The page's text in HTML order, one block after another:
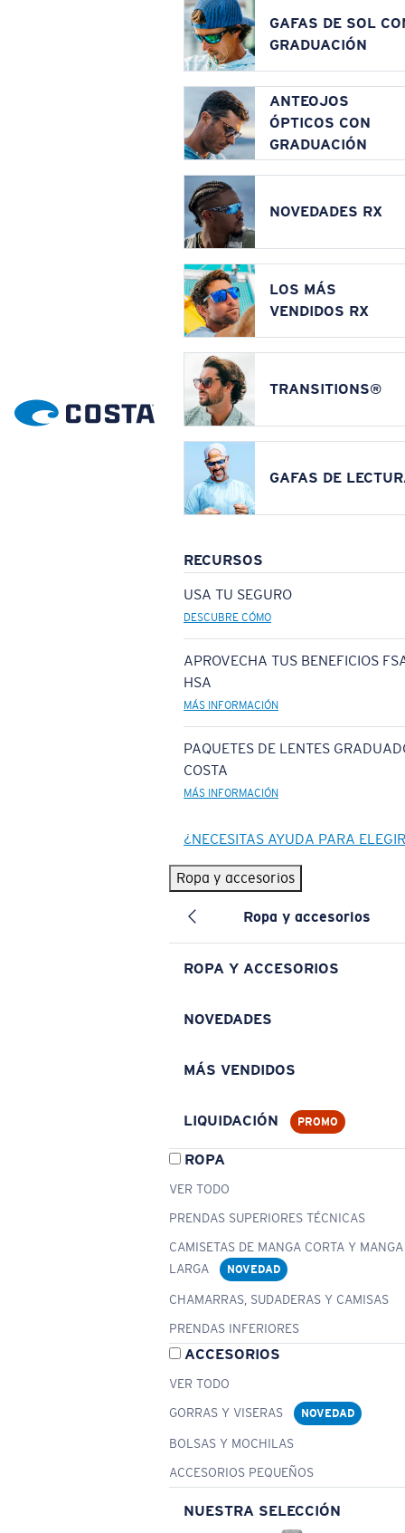
GAFAS DE SOL
GRADUACIÓN
ANTEOJOS
ÓPTICOS CON
GRADUACIÓN
NOVEDADES RX
LOS MÁS
VENDIDOS RX
TRANSITIONS®
GAFAS DE
RECURSOS
USA TU SEGURO
DESCUBRE CÓMO
APROVECHA TUS BENEFICIOS
HSA
MÁS INFORMACIÓN
PAQUETES DE LENTES
COSTA
MÁS INFORMACIÓN
¿NECESITAS AYUDA PARA
Ropa y accesorios
Ropa y accesorios
ROPA Y ACCESORIOS
NOVEDADES
MÁS VENDIDOS
LIQUIDACIÓN PROMO
ROPA
VER TODO
PRENDAS SUPERIORES TÉCNICAS
CAMISETAS DE MANGA CORTA Y MANGA
LARGA
NOVEDAD
CHAMARRAS, SUDADERAS Y CAMISAS
PRENDAS INFERIORES
ACCESORIOS
VER TODO
GORRAS Y VISERAS
NOVEDAD
BOLSAS Y MOCHILAS
ACCESORIOS PEQUEÑOS
NUESTRA SELECCIÓN